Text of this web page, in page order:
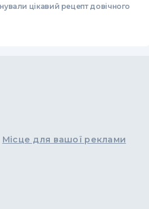
цікавий рецепт довічного
Місце для вашої реклами